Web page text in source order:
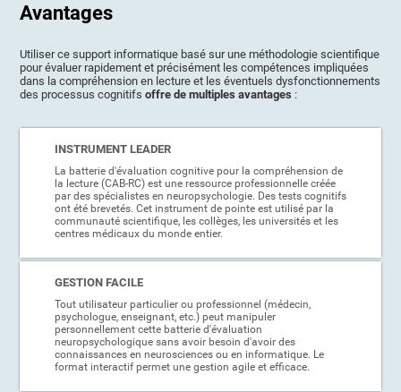
Avantages
Utiliser ce support informatique basé sur une méthodologie scientifique
pour évaluer rapidement et précisément les compétences impliquées
dans la compréhension en lecture et les éventuels dysfonctionnements
des processus cognitifsoffre de multiples avantages :
INSTRUMENT LEADER
La batterie d'évaluation cognitive pour la compréhension de
la lecture (CAB-RC) est une ressource professionnelle créée
par des spécialistes en neuropsychologie. Des tests cognitifs
ont été brevetés. Cet instrument de pointe est utilisé par la
communauté scientifique, les collèges, les universités et les
centres médicaux du monde entier.
GESTION FACILE
Tout utilisateur particulier ou professionnel (médecin,
psychologue, enseignant, etc.) peut manipuler
personnellement cette batterie d'évaluation
neuropsychologique sans avoir besoin d'avoir des
connaissances en neurosciences ou en informatique. Le
format interactif permet une gestion agile et efficace.